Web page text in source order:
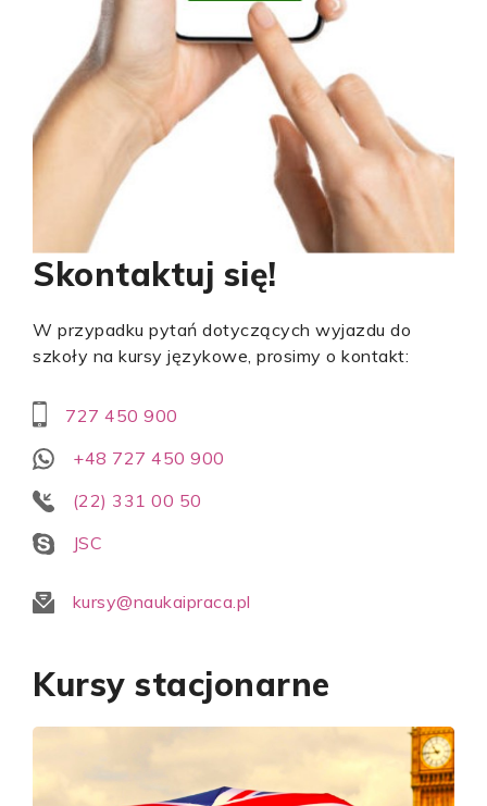
Skontaktuj się!
W przypadku pytań dotyczących wyjazdu do
szkoły na kursy językowe, prosimy o kontakt:
727 450 900
+48 727 450 900
(22) 331 00 50
JSC
kursy@naukaipraca.pl
Kursy stacjonarne